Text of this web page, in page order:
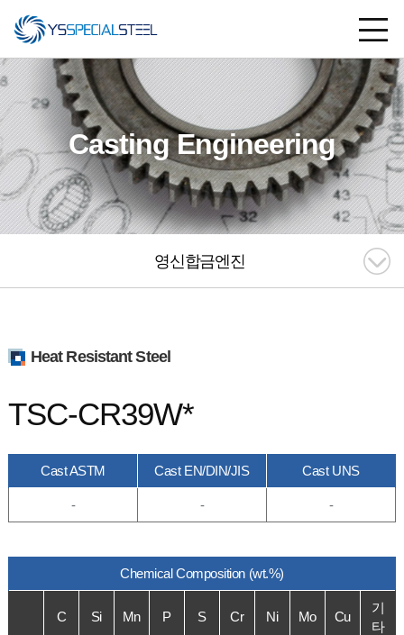
Casting Engineering
영신합금엔진
Heat Resistant Steel
TSC-CR39W*
Cast ASTM Cast EN/DIN/JIS Cast UNS
- - -
Chemical Composition (wt.%)
C Si Mn P S Cr Ni Mo Cu
기
타